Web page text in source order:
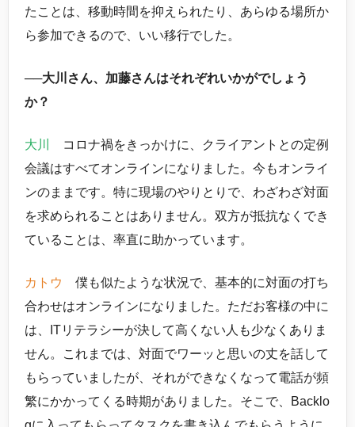
たことは、移動時間を抑えられたり、あらゆる場所か
ら参加できるので、いい移行でした。
──大川さん、加藤さんはそれぞれいかがでしょう
か？
大川
コロナ禍をきっかけに、クライアントとの定例
会議はすべてオンラインになりました。今もオンライ
ンのままです。特に現場のやりとりで、わざわざ対面
を求められることはありません。双方が抵抗なくでき
ていることは、率直に助かっています。
カトウ
僕も似たような状況で、基本的に対面の打ち
合わせはオンラインになりました。ただお客様の中に
は、ITリテラシーが決して高くない人も少なくありま
せん。これまでは、対面でワーッと思いの丈を話して
もらっていましたが、それができなくなって電話が頻
繁にかかってくる時期がありました。そこで、Backlo